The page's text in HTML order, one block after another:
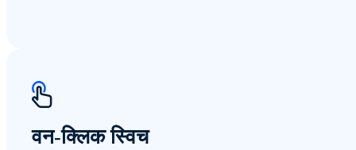
वन-क्लिक स्विच